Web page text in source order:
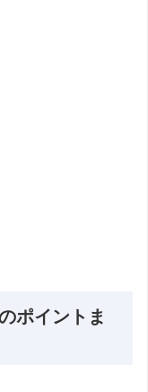
ポイントま